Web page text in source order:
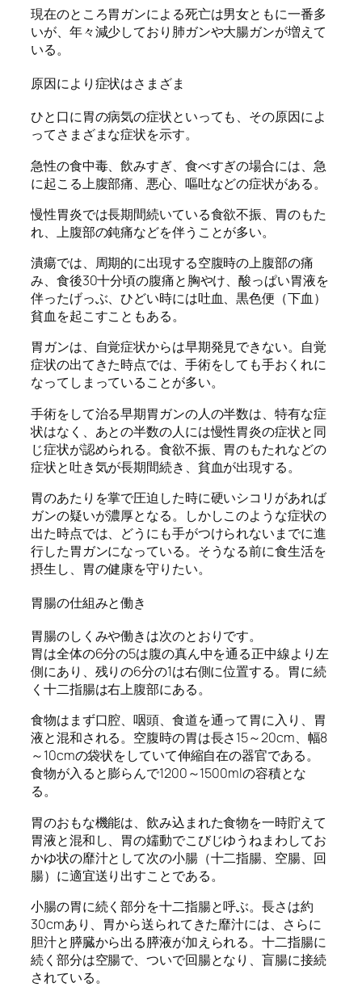
現在のところ胃ガンによる死亡は男女ともに一番多
いが、年々減少しており肺ガンや大腸ガンが増えて
いる。
原因により症状はさまざま
ひと口に胃の病気の症状といっても、その原因によ
ってさまざまな症状を示す。
急性の食中毒、飲みすぎ、食べすぎの場合には、急
に起こる上腹部痛、悪心、嘔吐などの症状がある。
慢性胃炎では長期間続いている食欲不振、胃のもた
れ、上腹部の鈍痛などを伴うことが多い。
潰瘍では、周期的に出現する空腹時の上腹部の痛
み、食後30十分頃の腹痛と胸やけ、酸っぱい胃液を
伴ったげっぶ、ひどい時には吐血、黒色便（下血）
貧血を起こすこともある。
胃ガンは、自覚症状からは早期発見できない。自覚
症状の出てきた時点では、手術をしても手おくれに
なってしまっていることが多い。
手術をして治る早期胃ガンの人の半数は、特有な症
状はなく、あとの半数の人には慢性胃炎の症状と同
じ症状が認められる。食欲不振、胃のもたれなどの
症状と吐き気が長期間続き、貧血が出現する。
胃のあたりを掌で圧迫した時に硬いシコリがあれば
ガンの疑いが濃厚となる。しかしこのような症状の
出た時点では、どうにも手がつけられないまでに進
行した胃ガンになっている。そうなる前に食生活を
摂生し、胃の健康を守りたい。
胃腸の仕組みと働き
胃腸のしくみや働きは次のとおりです。
胃は全体の6分の5は腹の真ん中を通る正中線より左
側にあり、残りの6分の1は右側に位置する。胃に続
く十二指腸は右上腹部にある。
食物はまず口腔、咽頭、食道を通って胃に入り、胃
液と混和される。空腹時の胃は長さ15～20cm、幅8
～10cmの袋状をしていて伸縮自在の器官である。
食物が入ると膨らんで1200～1500mlの容積とな
る。
胃のおもな機能は、飲み込まれた食物を一時貯えて
胃液と混和し、胃の嬬動でこびじゆうねまわしてお
かゆ状の靡汁として次の小腸（十二指腸、空腸、回
腸）に適宜送り出すことである。
小腸の胃に続く部分を十二指腸と呼ぶ。長さは約
30cmあり、胃から送られてきた靡汁には、さらに
胆汁と膵臓から出る膵液が加えられる。十二指腸に
続く部分は空腸で、ついで回腸となり、盲腸に接続
されている。